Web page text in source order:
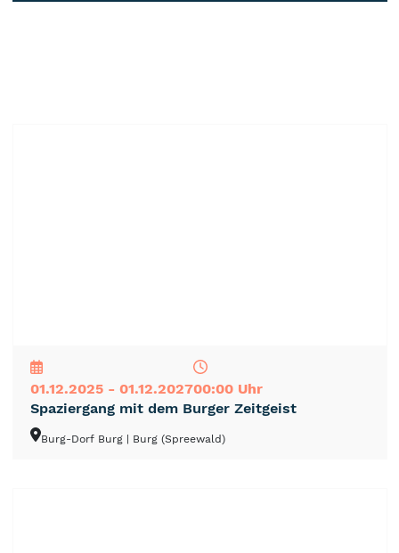
01.12.2025 - 01.12.202700:00 Uhr
Spaziergang mit dem Burger Zeitgeist
Burg-Dorf Burg | Burg (Spreewald)